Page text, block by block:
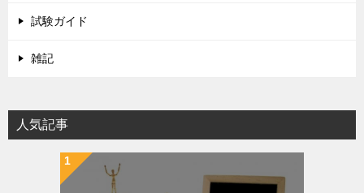
試験ガイド
雑記
人気記事